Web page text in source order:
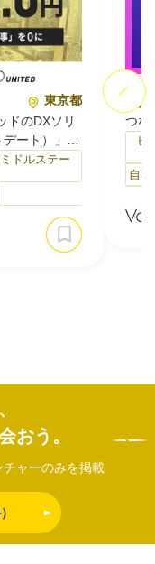
東京都
ドのDXソリ
ート）」を
の数値管
けサービス
技術を業務
しきれない
所に手が届
ドルステー
私
つな
業
事業
に
制作
ビ
自
おう。
ャーのみを掲載